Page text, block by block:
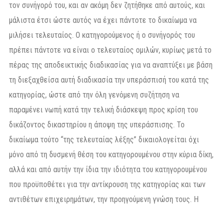
τον συνήγορό του, και αν ακόμη δεν ζητήθηκε από αυτούς, και
μάλιστα έτσι ώστε αυτός να έχει πάντοτε το δικαίωμα να
μιλήσει τελευταίος. Ο κατηγορούμενος ή ο συνήγορός του
πρέπει πάντοτε να είναι ο τελευταίος ομιλών, κυρίως μετά το
πέρας της αποδεικτικής διαδικασίας για να αναπτύξει με βάση
τη διεξαχθείσα αυτή διαδικασία την υπεράσπισή του κατά της
κατηγορίας, ώστε από την όλη γενόμενη συζήτηση να
παραμένει νωπή κατά την τελική διάσκεψη προς κρίση του
δικάζοντος δικαστηρίου η άποψη της υπεράσπισης. Το
δικαίωμα τούτο “της τελευταίας λέξης” δικαιολογείται όχι
μόνο από τη δυσμενή θέση του κατηγορουμένου στην κύρια δίκη,
αλλά και από αυτήν την ίδια την ιδιότητα του κατηγορουμένου
που προϋποθέτει για την αντίκρουση της κατηγορίας και των
αντιθέτων επιχειρημάτων, την προηγούμενη γνώση τους. Η